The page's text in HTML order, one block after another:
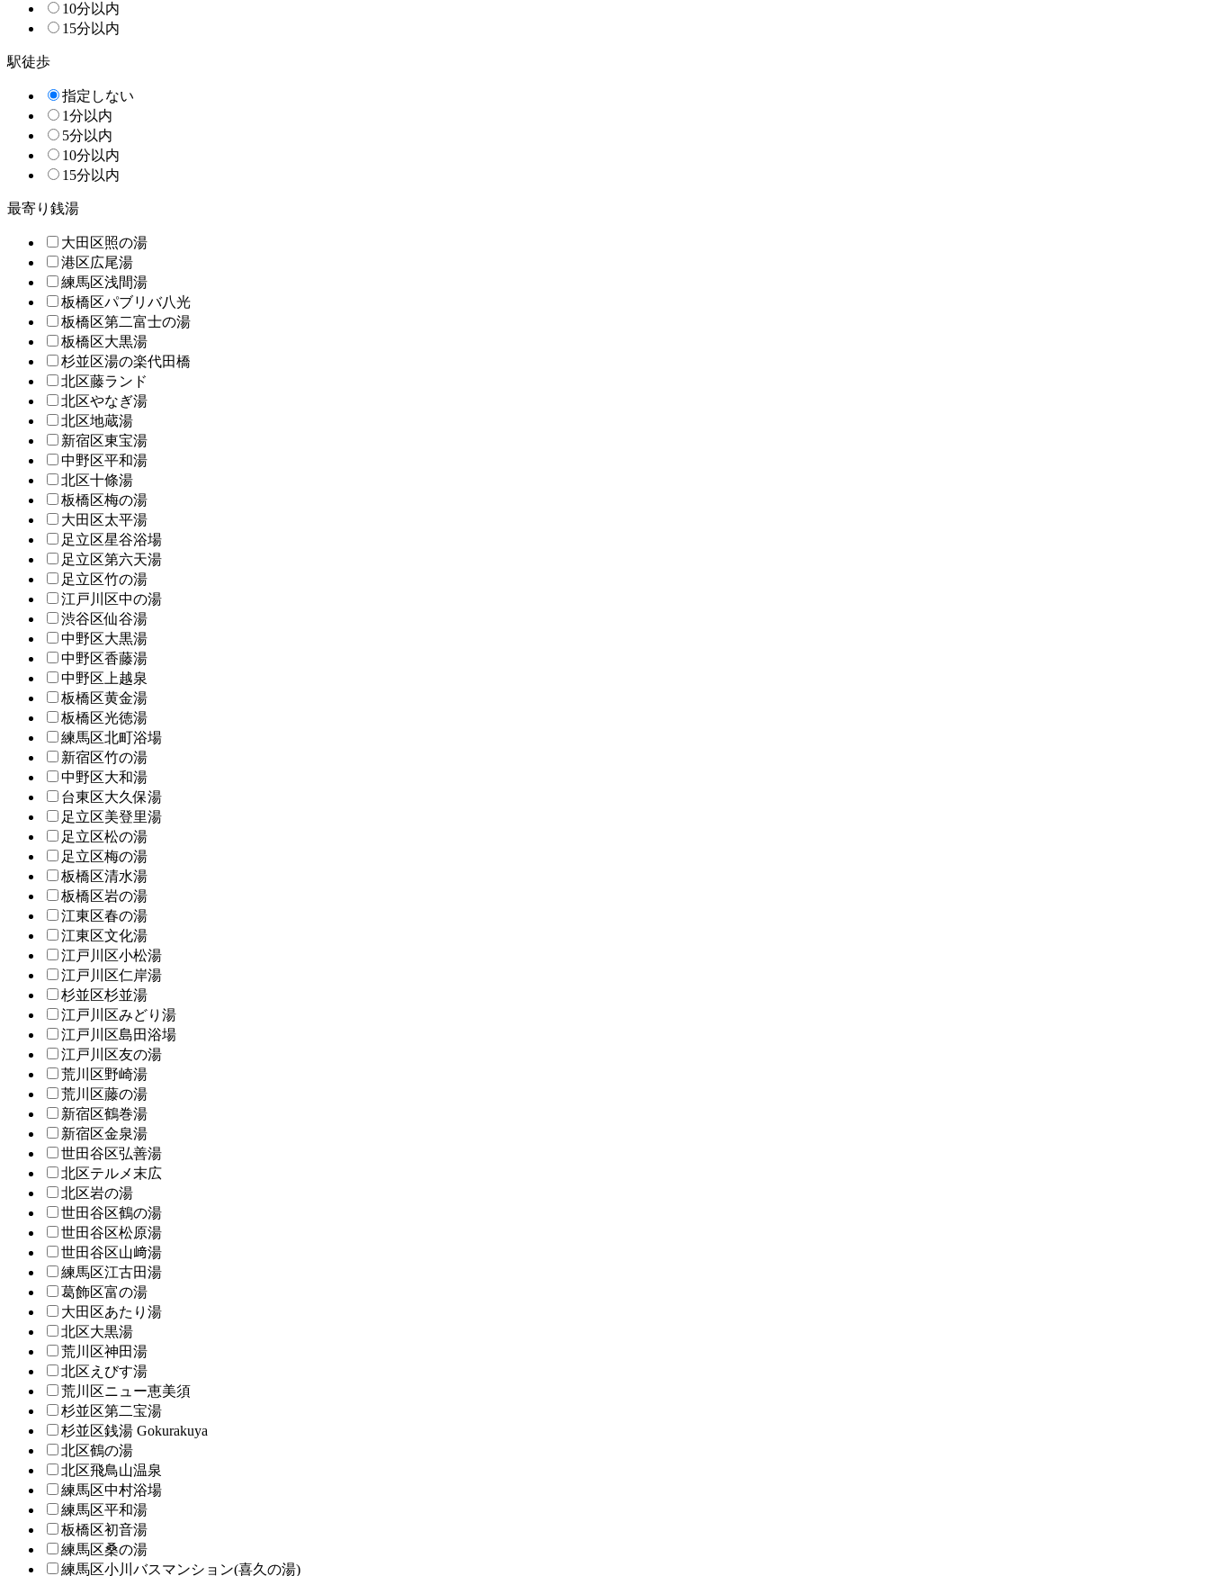
10分以内
15分以内
駅徒歩
指定しない
1分以内
5分以内
10分以内
15分以内
最寄り銭湯
大田区照の湯
港区広尾湯
練馬区浅間湯
板橋区パブリバ八光
板橋区第二富士の湯
板橋区大黒湯
杉並区湯の楽代田橋
北区藤ランド
北区やなぎ湯
北区地蔵湯
新宿区東宝湯
中野区平和湯
北区十條湯
板橋区梅の湯
大田区太平湯
足立区星谷浴場
足立区第六天湯
足立区竹の湯
江戸川区中の湯
渋谷区仙谷湯
中野区大黒湯
中野区香藤湯
中野区上越泉
板橋区黄金湯
板橋区光徳湯
練馬区北町浴場
新宿区竹の湯
中野区大和湯
台東区大久保湯
足立区美登里湯
足立区松の湯
足立区梅の湯
板橋区清水湯
板橋区岩の湯
江東区春の湯
江東区文化湯
江戸川区小松湯
江戸川区仁岸湯
杉並区杉並湯
江戸川区みどり湯
江戸川区島田浴場
江戸川区友の湯
荒川区野崎湯
荒川区藤の湯
新宿区鶴巻湯
新宿区金泉湯
世田谷区弘善湯
北区テルメ末広
北区岩の湯
世田谷区鶴の湯
世田谷区松原湯
世田谷区山﨑湯
練馬区江古田湯
葛飾区富の湯
大田区あたり湯
北区大黒湯
荒川区神田湯
北区えびす湯
荒川区ニュー恵美須
杉並区第二宝湯
杉並区銭湯 Gokurakuya
北区鶴の湯
北区飛鳥山温泉
練馬区中村浴場
練馬区平和湯
板橋区初音湯
練馬区桑の湯
練馬区小川バスマンション(喜久の湯)